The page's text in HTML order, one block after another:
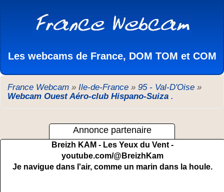
Les webcams de France, DOM TOM et COM
France Webcam » Ile-de-France » 95 - Val-D'Oise »
Webcam Ouest Aéro-club Hispano-Suiza .
Annonce partenaire
Breizh KAM - Les Yeux du Vent -
youtube.com/@BreizhKam
Je navigue dans l'air, comme un marin dans la houle.